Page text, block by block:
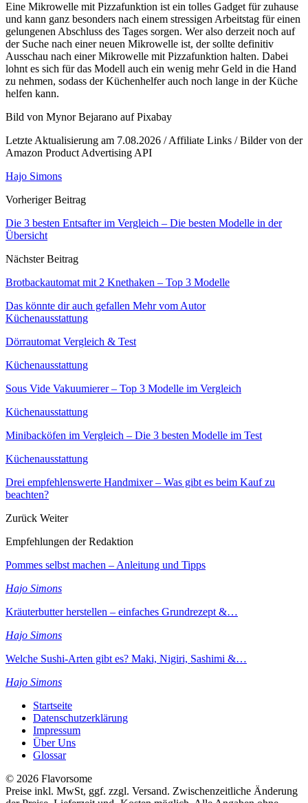
Eine Mikrowelle mit Pizzafunktion ist ein tolles Gadget für zuhause
und kann ganz besonders nach einem stressigen Arbeitstag für einen
gelungenen Abschluss des Tages sorgen. Wer also derzeit noch auf
der Suche nach einer neuen Mikrowelle ist, der sollte definitiv
Ausschau nach einer Mikrowelle mit Pizzafunktion halten. Dabei
lohnt es sich für das Modell auch ein wenig mehr Geld in die Hand
zu nehmen, sodass der Küchenhelfer auch noch lange in der Küche
helfen kann.
Bild von Mynor Bejarano auf Pixabay
Letzte Aktualisierung am 7.08.2026 / Affiliate Links / Bilder von der
Amazon Product Advertising API
Hajo Simons
Vorheriger Beitrag
Die 3 besten Entsafter im Vergleich – Die besten Modelle in der
Übersicht
Nächster Beitrag
Brotbackautomat mit 2 Knethaken – Top 3 Modelle
Das könnte dir auch gefallen Mehr vom Autor
Küchenausstattung
Dörrautomat Vergleich & Test
Küchenausstattung
Sous Vide Vakuumierer – Top 3 Modelle im Vergleich
Küchenausstattung
Minibacköfen im Vergleich – Die 3 besten Modelle im Test
Küchenausstattung
Drei empfehlenswerte Handmixer – Was gibt es beim Kauf zu
beachten?
Zurück Weiter
Empfehlungen der Redaktion
Pommes selbst machen – Anleitung und Tipps
Hajo Simons
Kräuterbutter herstellen – einfaches Grundrezept &…
Hajo Simons
Welche Sushi-Arten gibt es? Maki, Nigiri, Sashimi &…
Hajo Simons
Startseite
Datenschutzerklärung
Impressum
Über Uns
Glossar
© 2026 Flavorsome
Preise inkl. MwSt, ggf. zzgl. Versand. Zwischenzeitliche Änderung